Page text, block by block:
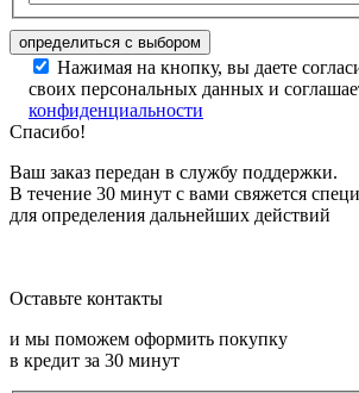
Нажимая на кнопку, вы даете
своих персональных данных и
конфиденциальности
Спасибо!
Ваш заказ передан в службу поддержки.
В течение 30 минут с вами свяжется
для определения дальнейших действий
Оставьте контакты
и мы поможем оформить покупку
в кредит за 30 минут